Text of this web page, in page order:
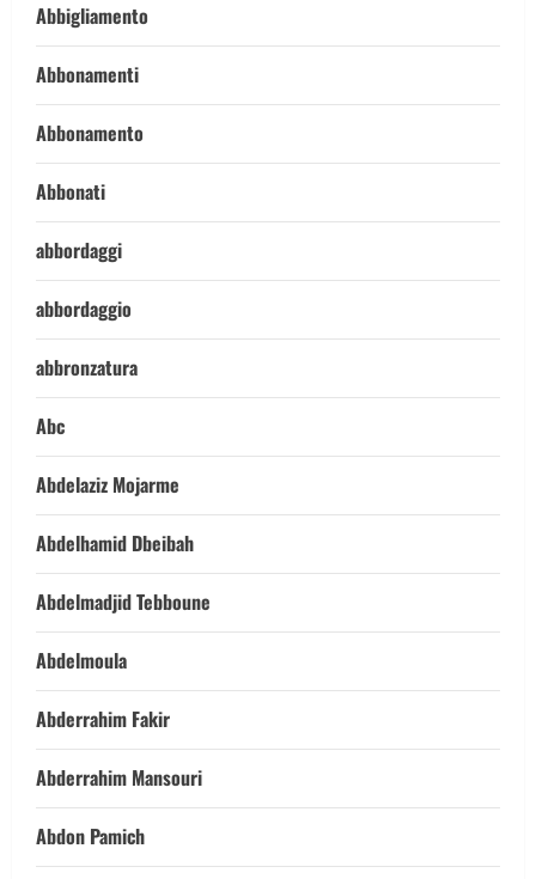
Abbigliamento
Abbonamenti
Abbonamento
Abbonati
abbordaggi
abbordaggio
abbronzatura
Abc
Abdelaziz Mojarme
Abdelhamid Dbeibah
Abdelmadjid Tebboune
Abdelmoula
Abderrahim Fakir
Abderrahim Mansouri
Abdon Pamich